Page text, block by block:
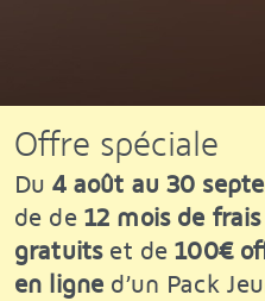
Offre spéciale
Du4 août au 30
de de 12 mois de
gratuits et de100€
en ligne d’un Pack